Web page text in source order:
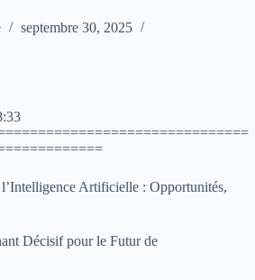
septembre 30, 2025
Artificielle : Opportunités,
Décisif pour le Futur de